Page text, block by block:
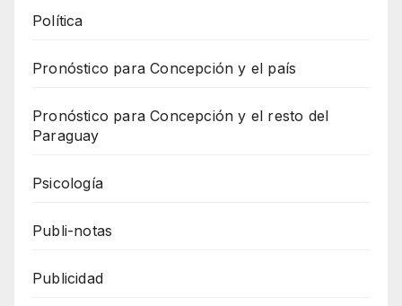
Política
Pronóstico para Concepción y el país
Pronóstico para Concepción y el resto del
Paraguay
Psicología
Publi-notas
Publicidad